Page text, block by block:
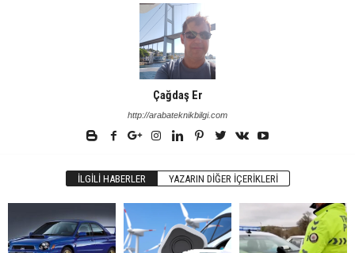
Çağdaş Er
http://arabateknikbilgi.com
İLGILI HABERLER YAZARIN DIĞER İÇERIKLERI